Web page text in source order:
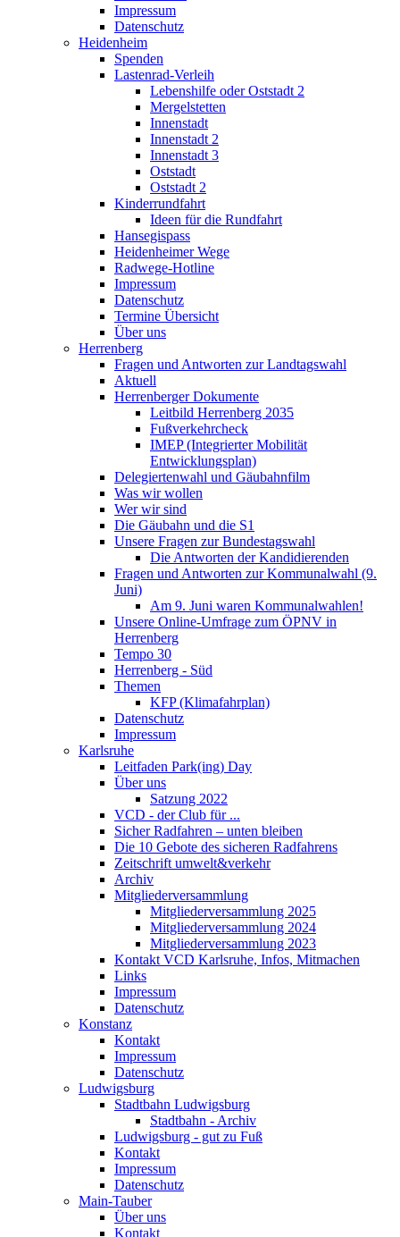
Impressum
Datenschutz
Heidenheim
Spenden
Lastenrad-Verleih
Lebenshilfe oder Oststadt 2
Mergelstetten
Innenstadt
Innenstadt 2
Innenstadt 3
Oststadt
Oststadt 2
Kinderrundfahrt
Ideen für die Rundfahrt
Hansegispass
Heidenheimer Wege
Radwege-Hotline
Impressum
Datenschutz
Termine Übersicht
Über uns
Herrenberg
Fragen und Antworten zur Landtagswahl
Aktuell
Herrenberger Dokumente
Leitbild Herrenberg 2035
Fußverkehrcheck
IMEP (Integrierter Mobilität
Entwicklungsplan)
Delegiertenwahl und Gäubahnfilm
Was wir wollen
Wer wir sind
Die Gäubahn und die S1
Unsere Fragen zur Bundestagswahl
Die Antworten der Kandidierenden
Fragen und Antworten zur Kommunalwahl (9.
Juni)
Am 9. Juni waren Kommunalwahlen!
Unsere Online-Umfrage zum ÖPNV in
Herrenberg
Tempo 30
Herrenberg - Süd
Themen
KFP (Klimafahrplan)
Datenschutz
Impressum
Karlsruhe
Leitfaden Park(ing) Day
Über uns
Satzung 2022
VCD - der Club für ...
Sicher Radfahren – unten bleiben
Die 10 Gebote des sicheren Radfahrens
Zeitschrift umwelt&verkehr
Archiv
Mitgliederversammlung
Mitgliederversammlung 2025
Mitgliederversammlung 2024
Mitgliederversammlung 2023
Kontakt VCD Karlsruhe, Infos, Mitmachen
Links
Impressum
Datenschutz
Konstanz
Kontakt
Impressum
Datenschutz
Ludwigsburg
Stadtbahn Ludwigsburg
Stadtbahn - Archiv
Ludwigsburg - gut zu Fuß
Kontakt
Impressum
Datenschutz
Main-Tauber
Über uns
Kontakt